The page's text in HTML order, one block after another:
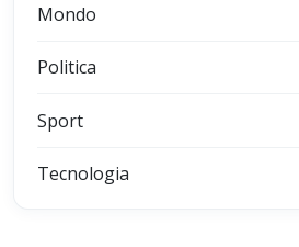
Mondo
Politica
Sport
Tecnologia